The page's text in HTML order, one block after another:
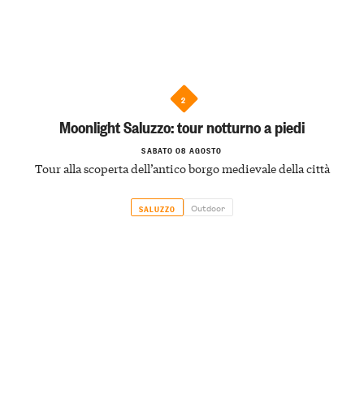
2
Moonlight Saluzzo: tour notturno a piedi
SABATO 08 AGOSTO
Tour alla scoperta dell’antico borgo medievale della città
SALUZZO Outdoor